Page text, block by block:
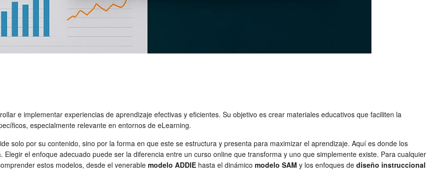
e implementar experiencias de aprendizaje efectivas y eficientes. Su objetivo es crear materiales educativos que faciliten la
especialmente relevante en entornos de eLearning.
solo por su contenido, sino por la forma en que este se estructura y presenta para maximizar el aprendizaje. Aquí es donde los
Elegir el enfoque adecuado puede ser la diferencia entre un curso online que transforma y uno que simplemente existe. Para cualquier
estos modelos, desde el venerable modelo ADDIE hasta el dinámico modelo SAM y los enfoques de diseño instruccional